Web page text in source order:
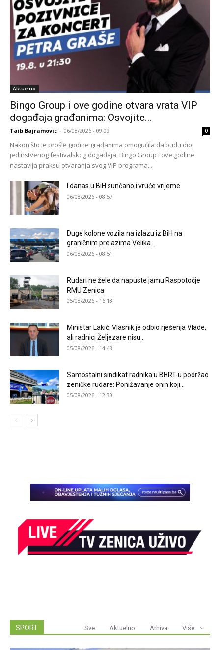
Aktuelno
Bingo Group i ove godine otvara vrata VIP
događaja građanima: Osvojite...
Taib Bajramovic - 06/08/2026 - 09:09 0
Nakon što je prošle godine građanima omogućila da budu dio
jedinstvenog festivalskog događaja, Bingo Group i ove godine
nastavlja praksu otvaranja svog VIP programa...
I danas u BiH sunčano i vruće vrijeme
06/08/2026 - 08:57
Duge kolone vozila na izlazu iz BiH na
graničnim prelazima Velika...
06/08/2026 - 08:51
Rudari ne žele da napuste jamu Raspotočje
RMU Zenica
05/08/2026 - 16:13
Ministar Lakić: Vlasnik je odbio rješenja Vlade,
ali radnici Željezare nisu...
05/08/2026 - 14:48
Samostalni sindikat radnika u BHRT-u podržao
zeničke rudare: Ponižavanje onih koji...
05/08/2026 - 12:30
SPORT Sve Aktuelno Arhiva Više